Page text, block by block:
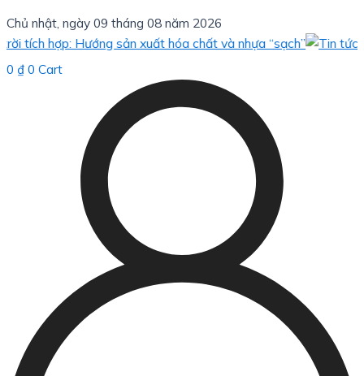
Chủ nhật, ngày 09 tháng 08 năm 2026
hợp: Hướng sản xuất hóa chất và nhựa “sạch”
0 ₫ 0 Cart